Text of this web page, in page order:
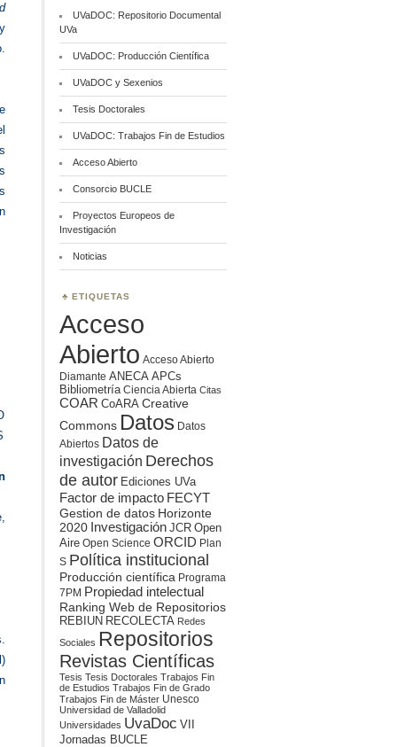
UVaDOC: Repositorio Documental
UVa
UVaDOC: Producción Científica
UVaDOC y Sexenios
Tesis Doctorales
UVaDOC: Trabajos Fin de Estudios
Acceso Abierto
Consorcio BUCLE
Proyectos Europeos de
Investigación
Noticias
ETIQUETAS
Acceso
Abierto Acceso Abierto
Diamante ANECA APCs
Bibliometría Ciencia Abierta Citas
COAR CoARA Creative
Commons Datos Datos
Abiertos Datos de
investigación Derechos
de autor Ediciones UVa
Factor de impacto FECYT
Gestion de datos Horizonte
2020 Investigación JCR Open
Aire Open Science ORCID Plan
S Política institucional
Producción científica Programa
7PM Propiedad intelectual
Ranking Web de Repositorios
REBIUN RECOLECTA Redes
Sociales Repositorios
Revistas Científicas
Tesis Tesis Doctorales Trabajos Fin
de Estudios Trabajos Fin de Grado
Trabajos Fin de Máster Unesco
Universidad de Valladolid
Universidades UvaDoc VII
Jornadas BUCLE